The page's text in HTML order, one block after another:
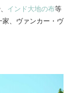
インド大地の布等
、ヴァンカー・ヴ